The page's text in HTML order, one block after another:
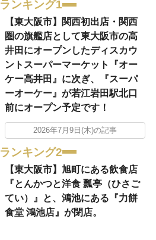
ランキング1
【東大阪市】関西初出店・関西
圏の旗艦店として東大阪市の高
井田にオープンしたディスカウ
ントスーパーマーケット『オー
ケー高井田』に次ぎ、『スーパ
ーオーケー』が若江岩田駅北口
前にオープン予定です！
2026年7月9日(木)の記事
ランキング2
【東大阪市】旭町にある飲食店
『とんかつと洋食 瓢亭（ひさご
てい）』と、鴻池にある『力餅
食堂 鴻池店』が閉店。